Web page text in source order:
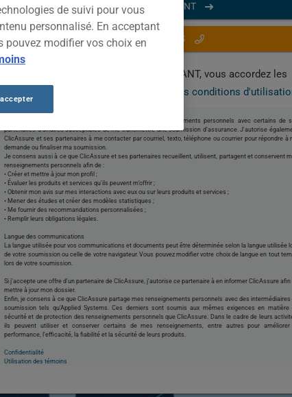
DÉBUTER MAINTENANT
OU APPELEZ-NOUS
En cliquant sur DÉBUTER MAINTENANT, vous accordez les
acceptez nos conditions
*Autorisations :
J’autorise ClicAssure à recueillir et à partager mes renseignements personnels avec certains de
partenaires d’affaires susceptibles de me transmettre une soumission d’assurance. J'autorise
ClicAssure et ses partenaires à me contacter par courriel, texto, téléphone ou courrier pour répondre à
demande ou finaliser ma soumission.
Je consens aussi à ce que ClicAssure et ses partenaires recueillent, utilisent, partagent et conservent
renseignements personnels afin de :
• Créer et mettre à jour mon profil ;
• Évaluer les produits et services qu'ils peuvent m’offrir ;
• Obtenir mon avis sur mes interactions avec eux ou sur leurs produits et services ;
• Mener des études et créer des modèles statistiques ;
• Me fournir des recommandations personnalisées ;
• Remplir leurs obligations légales.
Langue des communications
La langue utilisée pour vos communications et documents peut être déterminée selon la langue utilisée
de votre soumission ou celle de votre navigateur. Vous pouvez modifier votre choix de langue en tout
lors de votre soumission.
Si j'accepte une offre d'un partenaire de ClicAssure, j'autorise ce partenaire à en informer ClicAssure afin
mettre à jour mon dossier.
Enfin, je consens à ce que ClicAssure partage mes renseignements personnels avec des intermédiaires
soumission tels qu’Applied Systems. Ces derniers sont soumis aux mêmes exigences en matière
sécurité et de protection des renseignements personnels que ClicAssure. Dans le cadre de leurs
ils peuvent utiliser et conserver certains de mes renseignements, entre autres pour
performance, l'efficacité, la fiabilité et la sécurité de leurs produits.
Confidentialité
Utilisation des témoins
de suivi pour vous
personnalisé. En acceptant
pouvez modifier vos choix en